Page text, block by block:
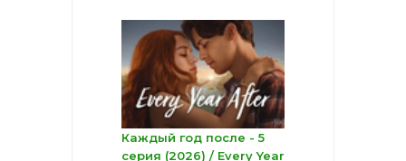
Каждый год после - 5
серия (2026) / Every Year